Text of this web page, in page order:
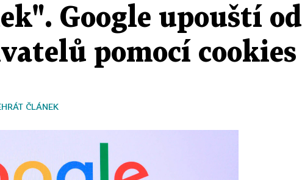
Google upouští od
pomocí cookies
ČLÁNEK